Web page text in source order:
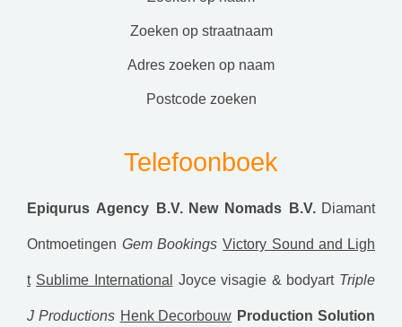
zoeken op straatnaam
adres zoeken op naam
postcode zoeken
Telefoonboek
Epiqurus Agency B.V. New Nomads B.V. Diamant
Ontmoetingen Gem Bookings Victory Sound and Ligh
t Sublime International Joyce visagie & bodyart Triple
J Productions Henk Decorbouw Production Solution